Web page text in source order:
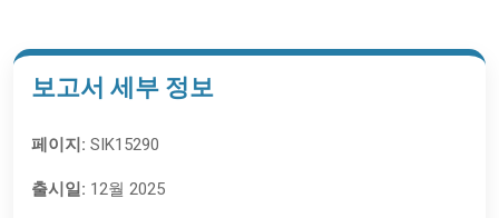
보고서 세부 정보
페이지: SIK15290
출시일: 12월 2025